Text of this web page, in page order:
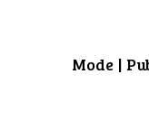
Mode |